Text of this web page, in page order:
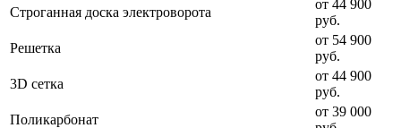
Строганная доска электроворота
от 44 900
руб.
Решетка
от 54 900
руб.
3D сетка
от 44 900
руб.
Поликарбонат
от 39 000